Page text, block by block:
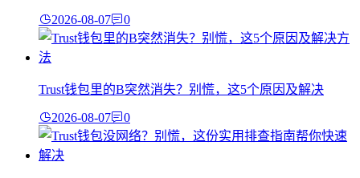
2026-08-07 0
Trust钱包里的B突然消失？别慌，这5个原因及解决
2026-08-07 0